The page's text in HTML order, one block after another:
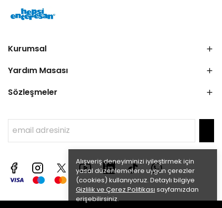
Alışveriş deneyiminizi iyileştirmek için
yasal düzenlemelere uygun çerezler
(cookies) kullanıyoruz. Detaylı bilgiye
Gizlilik ve Çerez Politikası sayfamızdan
erişebilirsiniz.
Kurumsal
Yardım Masası
Sözleşmeler